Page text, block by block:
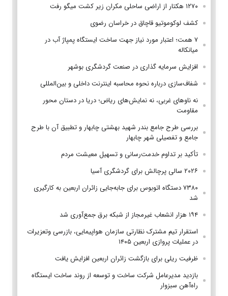
۱۲۷۰ هکتار از اراضی ساحلی مکران زیر کشت میگو رفت
کشف لوکوموتیو قاچاق در خراسان رضوی
۷ همت؛ اعتبار مورد نیاز جهت ساخت ایستگاه پمپاژ آب در
میانکاله
افزایش سرمایه گذاری در صنعت گردشگری بوشهر
شفاف‌سازی درباره نحوه محاسبه اینترنت داخلی و بین‌المللی
نه ناوهای غربی، نه نمایش‌های ریاض؛ دریا در دستان محور
مقاومت
بررسی طرح جامع بندر شهید بهشتی چابهار و تطبیق آن با طرح
جامع و تفصیلی شهر چابهار
تأکید بر تداوم خدمت‌رسانی و تسهیل معیشت مردم
۲۰۲۶ سالی پرچالش برای گردشگری آسیا
۷۳۸۰ دستگاه اتوبوس برای جابه‌جایی زائران اربعین به‌ کارگیری
شد
۱۹۴ هزار انشعاب غیرمجاز از شبکه برق جمع‌آوری شد
استقرار تیم مشترک نظارتی سازمان هواپیمایی، بازرسی وتعزیرات
در عملیات پروازی اربعین ۱۴۰۵
ظرفیت ریلی برای بازگشت زائران اربعین افزایش یافت
بازدید مدیرعامل شرکت ساخت و توسعه از روند ساخت ایستگاه
راه‌آهن سبزوار